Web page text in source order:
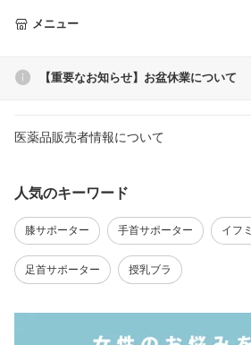
メニュー
【重要なお知らせ】お盆休業について
医薬品販売者情報について
人気のキーワード
膝サポーター 手首サポーター イフ
足首サポーター 授乳ブラ